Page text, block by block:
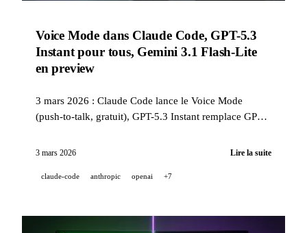
Voice Mode dans Claude Code, GPT-5.3
Instant pour tous, Gemini 3.1 Flash-Lite
en preview
3 mars 2026 : Claude Code lance le Voice Mode
(push-to-talk, gratuit), GPT-5.3 Instant remplace GPT-
26,8%, Gemini 3.1 Flash-Lite en preview. Teaser GPT-
MWC.
3 mars 2026 Lire la suite
claude-code anthropic openai +7